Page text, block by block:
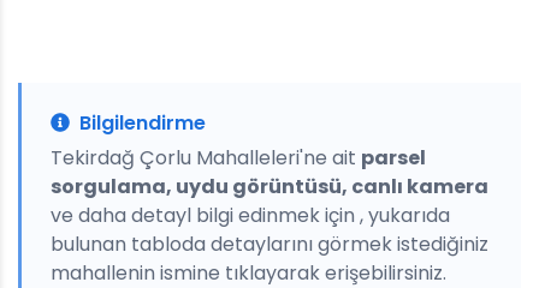
Bilgilendirme
Tekirdağ Çorlu Mahalleleri'ne ait parsel
sorgulama, uydu görüntüsü, canlı kamera
ve daha detayl bilgi edinmek için , yukarıda
bulunan tabloda detaylarını görmek istediğiniz
mahallenin ismine tıklayarak erişebilirsiniz.